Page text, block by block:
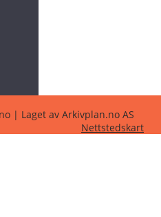
| Laget av Arkivplan.no AS
Nettstedskart